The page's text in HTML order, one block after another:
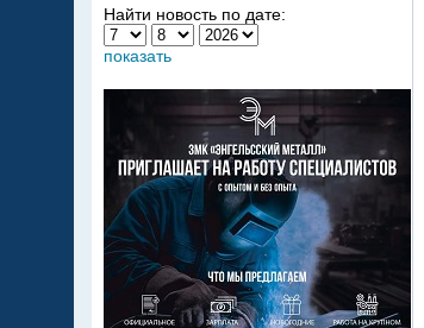
Найти новость по дате:
показать